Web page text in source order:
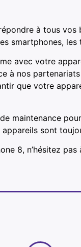
à tous vos
smartphones,
avec votre
à nos
que votre
maintenance
sont
8, n’hésitez